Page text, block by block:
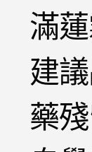
滿
建
藥